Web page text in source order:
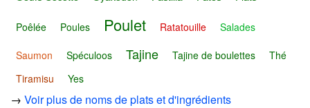
Poêlée Poules Poulet Ratatouille Salades
Saumon Spéculoos Tajine Tajine de boulettes
Thé
Tiramisu
Yes
→ Voir plus de noms de plats et d'ingrédients